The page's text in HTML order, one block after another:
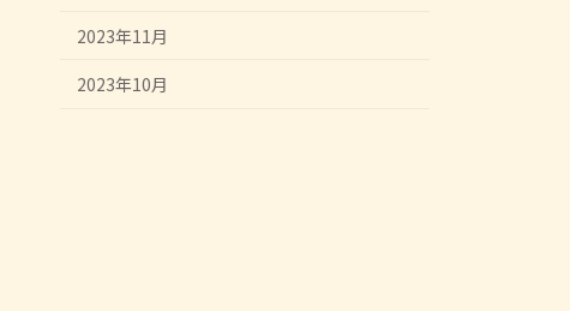
2023年11月
2023年10月